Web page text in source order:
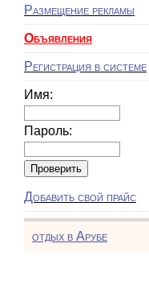
Размещение рекламы
Объявления
Регистрация в системе
Имя:
Пароль:
Добавить свой прайс
отдых в Арубе